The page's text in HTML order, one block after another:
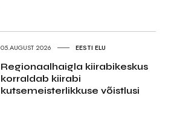
05.AUGUST 2026 EESTI ELU
Regionaalhaigla kiirabikeskus
korraldab kiirabi
kutsemeisterlikkuse võistlusi